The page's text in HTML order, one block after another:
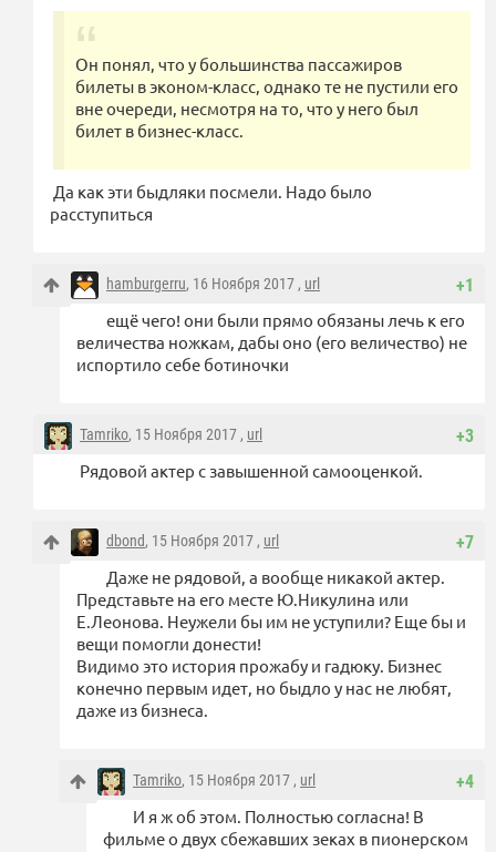
Он понял, что у большинства пассажиров
билеты в эконом-класс, однако те не пустили его
вне очереди, несмотря на то, что у него был
билет в бизнес-класс.
Да как эти быдляки посмели. Надо было
расступиться
+1
hamburgerru, 16 Ноября 2017 , url
ещё чего! они были прямо обязаны лечь к его
величества ножкам, дабы оно (его величество) не
испортило себе ботиночки
+3
Tamriko, 15 Ноября 2017 , url
Рядовой актер с завышенной самооценкой.
+7
dbond, 15 Ноября 2017 , url
Даже не рядовой, а вообще никакой актер.
Представьте на его месте Ю.Никулина или
Е.Леонова. Неужели бы им не уступили? Еще бы и
вещи помогли донести!
Видимо это история прожабу и гадюку. Бизнес
конечно первым идет, но быдло у нас не любят,
даже из бизнеса.
+4
Tamriko, 15 Ноября 2017 , url
И я ж об этом. Полностью согласна! В
фильме о двух сбежавших зеках в пионерском